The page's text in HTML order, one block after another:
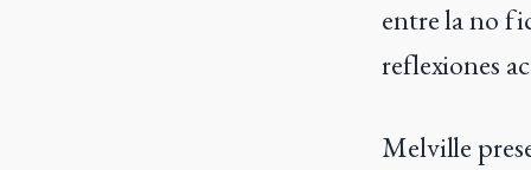
entre la no
reflexiones
Melville